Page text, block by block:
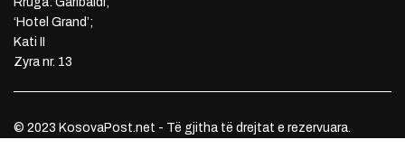
‘Hotel Grand’;
Kati II
Zyra nr. 13
© 2023 KosovaPost.net - Të gjitha të drejtat e rezervuara.